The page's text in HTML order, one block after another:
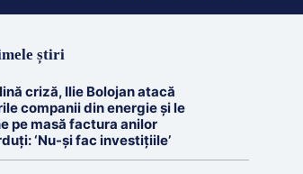
știri
criză, Ilie Bolojan atacă
companii din energie și le
pe masă factura anilor
‘Nu-și fac investițiile’